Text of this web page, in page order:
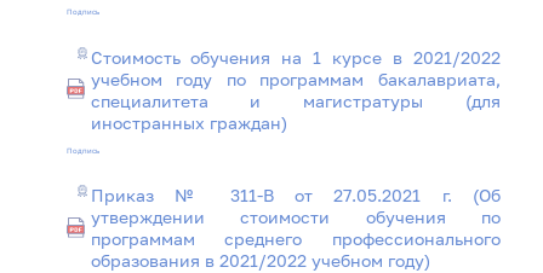
Подпись
Стоимость обучения на 1 курсе в 2021/2022
учебном году по программам бакалавриата,
специалитета и магистратуры (для
иностранных граждан)
Подпись
Приказ № 311-В от 27.05.2021 г. (Об
утверждении стоимости обучения по
программам среднего профессионального
образования в 2021/2022 учебном году)